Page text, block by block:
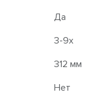
Да
3-9x
312 мм
Нет